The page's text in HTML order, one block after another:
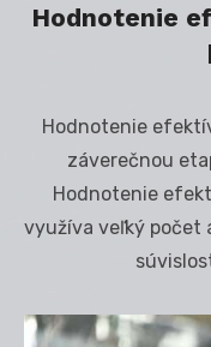
Hodnotenie
Hodnotenie
záverečnou
Hodnotenie
využíva veľký počet